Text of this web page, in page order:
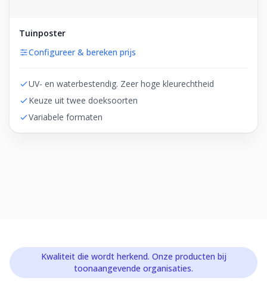
Tuinposter
Configureer & bereken prijs
UV- en waterbestendig. Zeer hoge kleurechtheid
Keuze uit twee doeksoorten
Variabele formaten
Kwaliteit die wordt herkend. Onze producten bij
toonaangevende organisaties.